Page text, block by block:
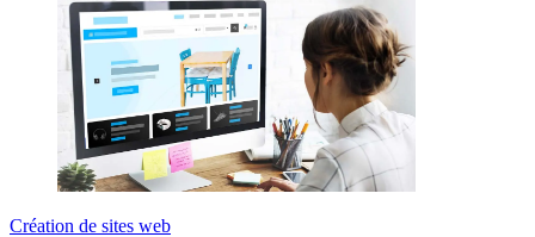
Création de sites web